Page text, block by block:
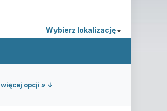
Wybierz lokalizację
więcej opcji » ↓